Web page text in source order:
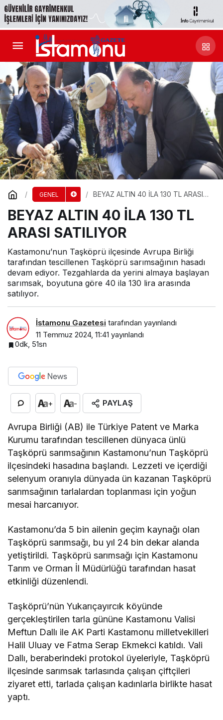
GENEL
BEYAZ ALTIN 40 İLA 130 TL ARASI
BEYAZ ALTIN 40 İLA 130 TL
ARASI SATILIYOR
Kastamonu’nun Taşköprü ilçesinde Avrupa Birliği
tarafından tescillenen Taşköprü sarımsağının hasadı
devam ediyor. Tezgahlarda da yerini almaya başlayan
sarımsak, boyutuna göre 40 ila 130 lira arasında
satılıyor.
İstamonu Gazetesi tarafından yayınlandı
11 Temmuz 2024, 11:41 yayınlandı
0dk, 51sn
+ - PAYLAŞ
Avrupa Birliği (AB) ile Türkiye Patent ve Marka
Kurumu tarafından tescillenen dünyaca ünlü
Taşköprü sarımsağının Kastamonu’nun Taşköprü
ilçesindeki hasadına başlandı. Lezzeti ve içerdiği
selenyum oranıyla dünyada ün kazanan Taşköprü
sarımsağının tarlalardan toplanması için yoğun
mesai harcanıyor.
Kastamonu’da 5 bin ailenin geçim kaynağı olan
Taşköprü sarımsağı, bu yıl 24 bin dekar alanda
yetiştirildi. Taşköprü sarımsağı için Kastamonu
Tarım ve Orman İl Müdürlüğü tarafından hasat
etkinliği düzenlendi.
Taşköprü’nün Yukarıçayırcık köyünde
gerçekleştirilen tarla gününe Kastamonu Valisi
Meftun Dallı ile AK Parti Kastamonu milletvekilleri
Halil Uluay ve Fatma Serap Ekmekci katıldı. Vali
Dallı, beraberindeki protokol üyeleriyle, Taşköprü
ilçesinde sarımsak tarlasında çalışan çiftçileri
ziyaret etti, tarlada çalışan kadınlarla birlikte hasat
yaptı.